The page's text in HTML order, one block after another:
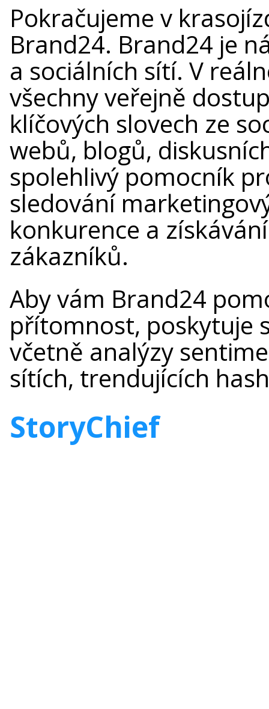
Pokračujeme v
Brand24. Brand24 je
a sociálních sítí. V
všechny veřejně
klíčových slovech ze
webů, blogů,
spolehlivý pomocník
sledování
konkurence a
zákazníků.
Aby vám Brand24
přítomnost, poskytuje
včetně analýzy
sítích, trendujících
StoryChief